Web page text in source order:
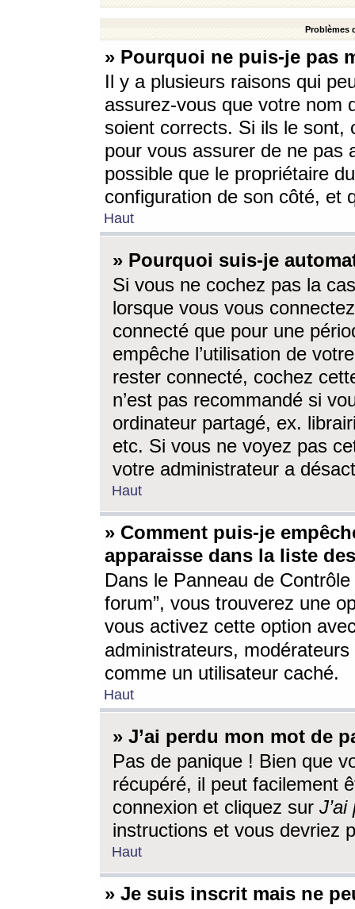
Problèmes
» Pourquoi ne puis-je pas
Il y a plusieurs raisons qui
assurez-vous que votre nom
soient corrects. Si ils le sont,
pour vous assurer de ne pas
possible que le propriétaire
configuration de son côté, et
Haut
» Pourquoi suis-je
Si vous ne cochez pas la
lorsque vous vous
connecté que pour une
empêche l’utilisation de
rester connecté, cochez
n’est pas recommandé si
ordinateur partagé, ex.
etc. Si vous ne voyez pas
votre administrateur a
Haut
» Comment puis-je
apparaisse dans la liste
Dans le Panneau de
forum”, vous trouverez une
vous activez cette option
administrateurs,
comme un utilisateur caché.
Haut
» J’ai perdu mon mot de
Pas de panique ! Bien que
récupéré, il peut facilement
connexion et cliquez sur
instructions et vous devriez
Haut
» Je suis inscrit mais ne